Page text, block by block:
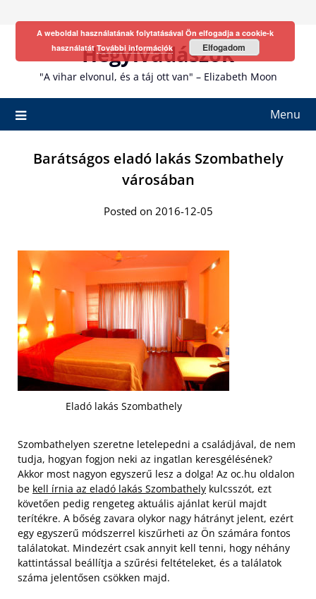
Hegyivadászok
"A vihar elvonul, és a táj ott van" – Elizabeth Moon
Menu
Barátságos eladó lakás Szombathely
városában
Posted on 2016-12-05
Eladó lakás Szombathely
Szombathelyen szeretne letelepedni a családjával, de nem
tudja, hogyan fogjon neki az ingatlan keresgélésének?
Akkor most nagyon egyszerű lesz a dolga! Az oc.hu oldalon
be kell írnia az eladó lakás Szombathely kulcsszót, ezt
követően pedig rengeteg aktuális ajánlat kerül majdt
terítékre. A bőség zavara olykor nagy hátrányt jelent, ezért
egy egyszerű módszerrel kiszűrheti az Ön számára fontos
találatokat. Mindezért csak annyit kell tenni, hogy néhány
kattintással beállítja a szűrési feltételeket, és a találatok
száma jelentősen csökken majd.
A weboldal használatának folytatásával Ön elfogadja a cookie-k
használatátTovábbi információk Elfogadom